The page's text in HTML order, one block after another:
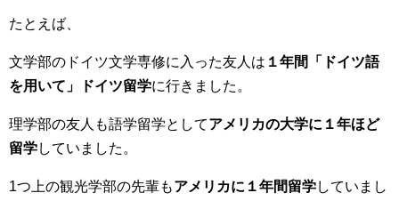
たとえば、
文学部のドイツ文学専修に入った友人は １年間「ドイツ語
を用いて」ドイツ留学に行きました。
理学部の友人も語学留学としてアメリカの大学に１年ほど
留学していました。
1つ上の観光学部の先輩もアメリカに１年間留学していまし